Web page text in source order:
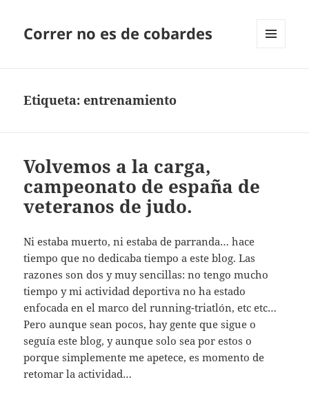
Correr no es de cobardes
Etiqueta:entrenamiento
Volvemos a la carga,
campeonato de españa de
veteranos de judo.
Ni estaba muerto, ni estaba de parranda… hace
tiempo que no dedicaba tiempo a este blog. Las
razones son dos y muy sencillas: no tengo mucho
tiempo y mi actividad deportiva no ha estado
enfocada en el marco del running-triatlón, etc etc…
Pero aunque sean pocos, hay gente que sigue o
seguía este blog, y aunque solo sea por estos o
porque simplemente me apetece, es momento de
retomar la actividad…